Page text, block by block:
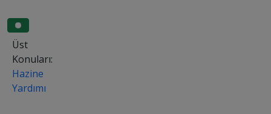
Üst
Konuları:
Hazine
Yardımı